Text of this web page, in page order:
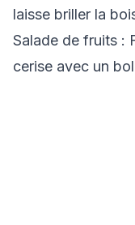
laisse briller la
Salade de fruits :
cerise avec un